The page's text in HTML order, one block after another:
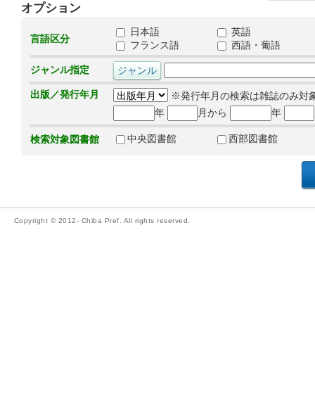
オプション
言語区分
日本語
英語
フランス語
西語・葡語
ジャンル指定
出版／発行年月
※発行年月の検索は雑誌のみ対
年
月から 年
検索対象図書館 中央図書館 西部図書館
Copyright © 2012- Chiba Pref. All rights reserved.